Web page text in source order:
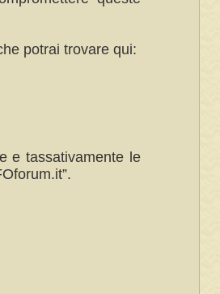
potrai trovare qui:
e tassativamente le